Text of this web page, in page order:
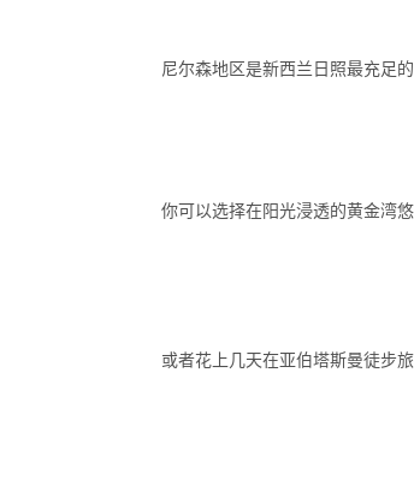
尼尔森地区是新西兰日照最充足
你可以选择在阳光浸透的黄金湾悠
或者花上几天在亚伯塔斯曼徒步